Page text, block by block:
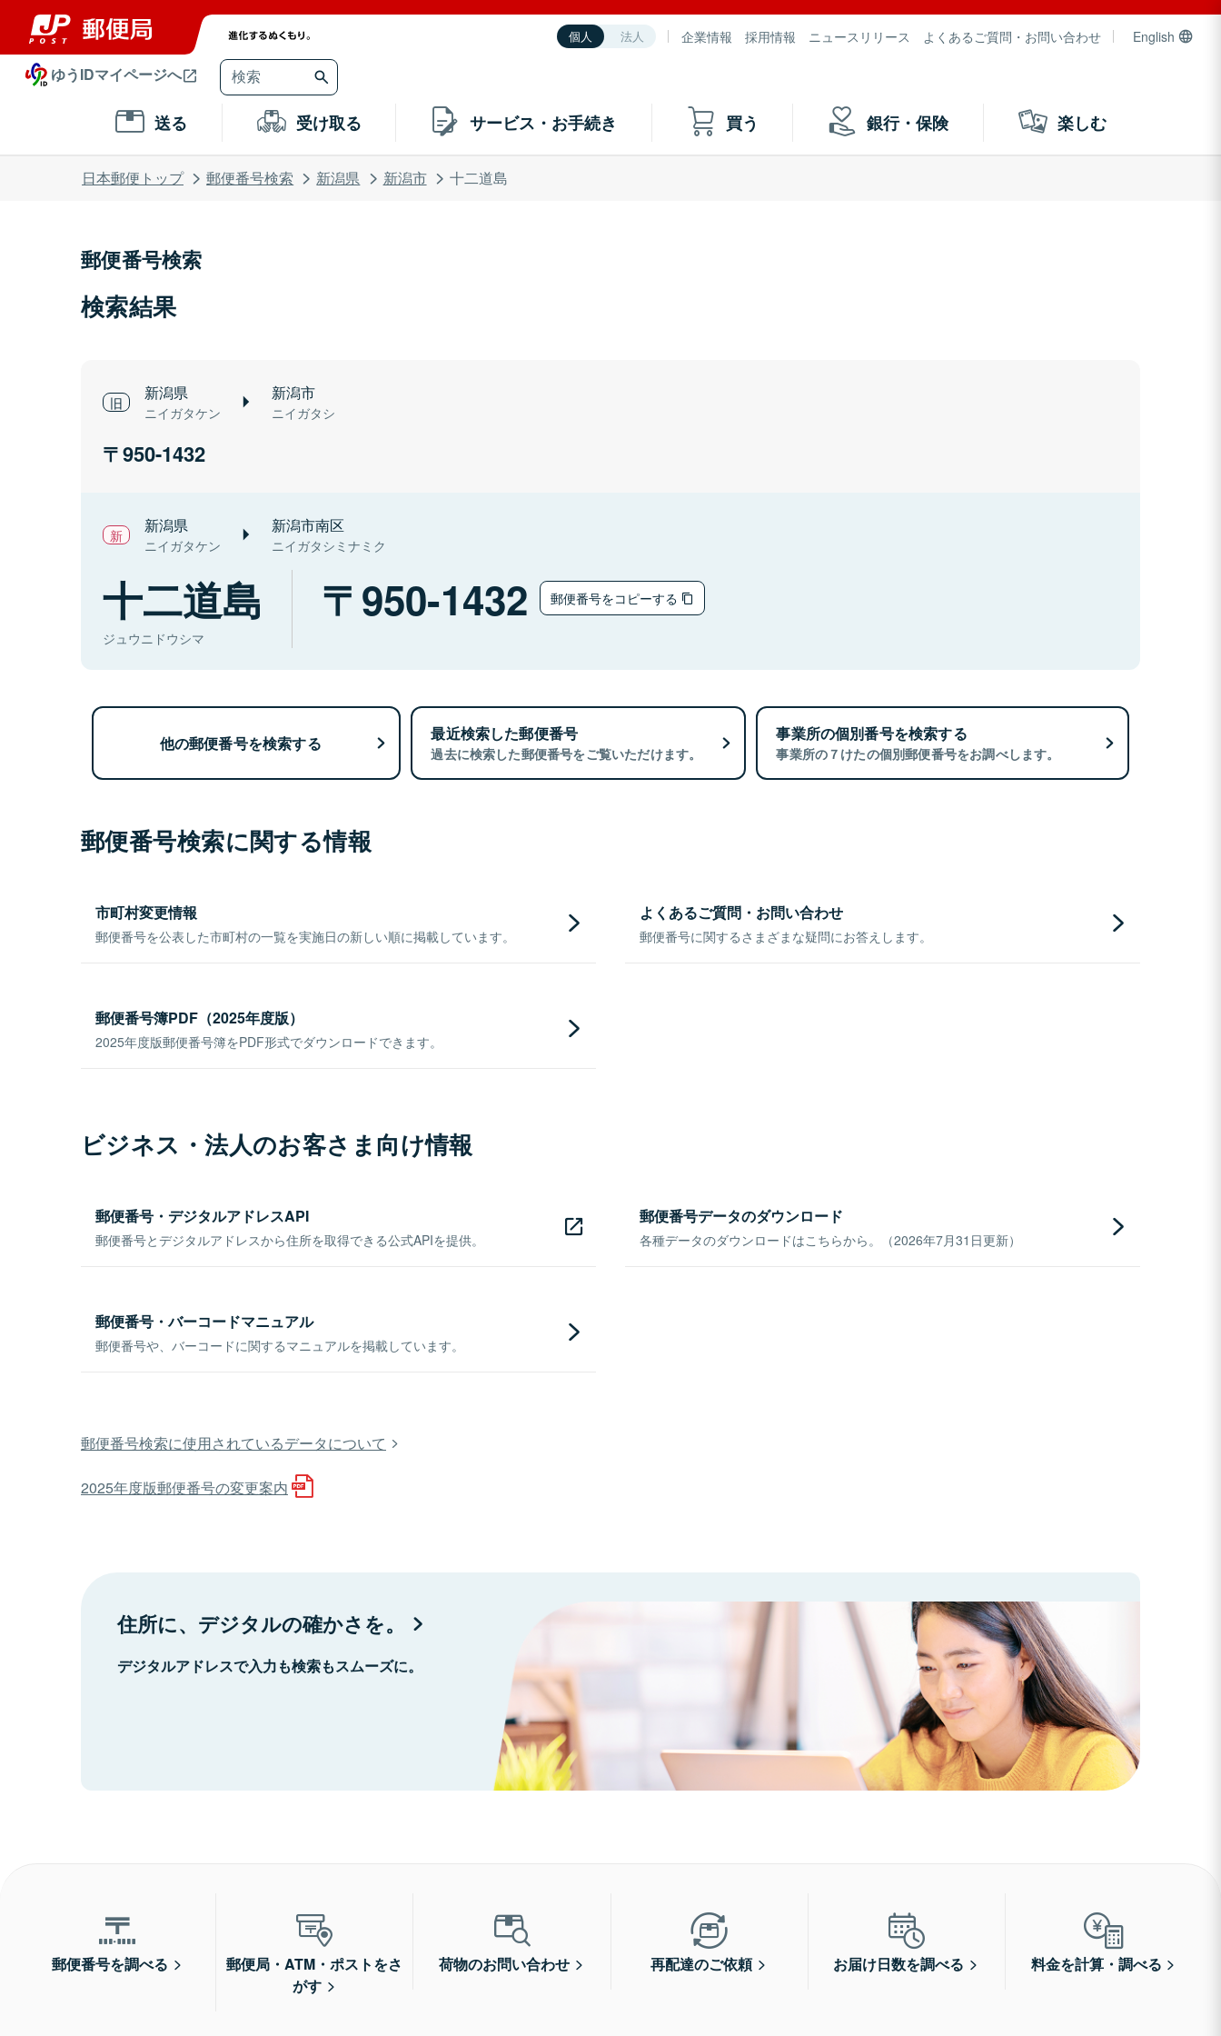
個人 法人 企業情報 採用情報 ニュースリリース よくあるご質問・お問い合わせ English
ゆうIDマイページへ
送る 受け取る サービス・お手続き 買う 銀行・保険 楽しむ
日本郵便トップ 郵便番号検索 新潟県 新潟市 十二道島
郵便番号検索
検索結果
新潟県
ニイガタケン
新潟市
ニイガタシ
950-1432
新潟県
ニイガタケン
新潟市南区
ニイガタシミナミク
十二道島
ジュウニドウシマ
950-1432 郵便番号をコピーする
他の郵便番号を検索する 最近検索した郵便番号
過去に検索した郵便番号をご覧いただけます。
事業所の個別番号を検索する
事業所の７けたの個別郵便番号をお調べします。
郵便番号検索に関する情報
市町村変更情報
郵便番号を公表した市町村の一覧を実施日の新しい順に掲載しています。
よくあるご質問・お問い合わせ
郵便番号に関するさまざまな疑問にお答えします。
郵便番号簿PDF（2025年度版）
2025年度版郵便番号簿をPDF形式でダウンロードできます。
ビジネス・法人のお客さま向け情報
郵便番号・デジタルアドレスAPI
郵便番号とデジタルアドレスから住所を取得できる公式APIを提供。
郵便番号データのダウンロード
各種データのダウンロードはこちらから。（2026年7月31日更新）
郵便番号・バーコードマニュアル
郵便番号や、バーコードに関するマニュアルを掲載しています。
郵便番号検索に使用されているデータについて
2025年度版郵便番号の変更案内
住所に、デジタルの確かさを。
デジタルアドレスで入力も検索もスムーズに。
郵便番号を調べる
郵便局・ATM・ポストをさ
がす
荷物のお問い合わせ 再配達のご依頼 お届け日数を調べる 料金を計算・調べる